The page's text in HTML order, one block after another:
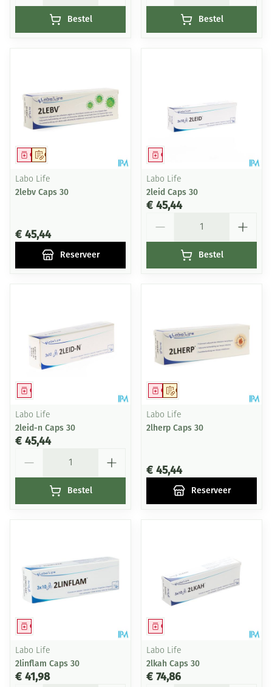
Bestel Bestel
Op voorschrift
Geneesmiddel
Labo Life
2lebv Caps 30
€ 45,44
Reserveer
Geneesmiddel
Labo Life
2leid Caps 30
€ 45,44
Bestel
Geneesmiddel
Labo Life
2leid-n Caps 30
€ 45,44
Bestel
Op voorschrift
Geneesmiddel
Labo Life
2lherp Caps 30
€ 45,44
Reserveer
Geneesmiddel
Labo Life
2linflam Caps 30
€ 41,98
Geneesmiddel
Labo Life
2lkah Caps 30
€ 74,86